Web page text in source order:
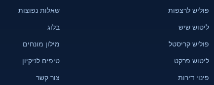
פוליש לרצפות
ליטוש שיש
פוליש קריסטל
ליטוש פרקט
פינוי דירות
שאלות נפוצות
בלוג
מילון מונחים
טיפים לניקיון
צור קשר